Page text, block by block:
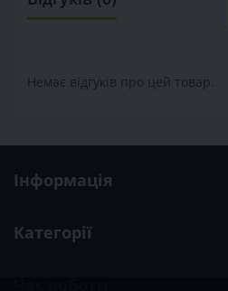
Немає відгуків про цей товар.
Інформація
Категорії